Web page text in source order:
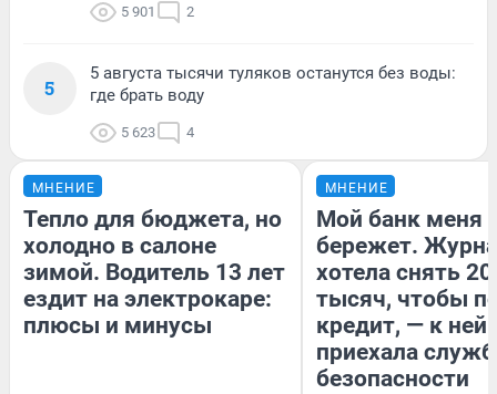
5 901 2
5
5 августа тысячи туляков останутся без воды:
где брать воду
5 623 4
МНЕНИЕ
Тепло для бюджета, но
холодно в салоне
зимой. Водитель 13 лет
ездит на электрокаре:
плюсы и минусы
МНЕНИЕ
Мой банк меня
бережет.
хотела снять
тысяч, чтобы
кредит, — к
приехала
безопасности